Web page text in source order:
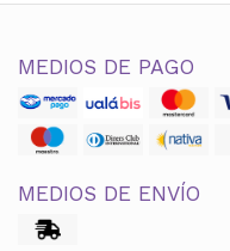
MEDIOS DE PAGO
MEDIOS DE ENVÍO